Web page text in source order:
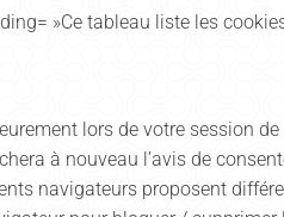
»Ce tableau liste les
lors de votre session
à nouveau l’avis de
navigateurs proposent